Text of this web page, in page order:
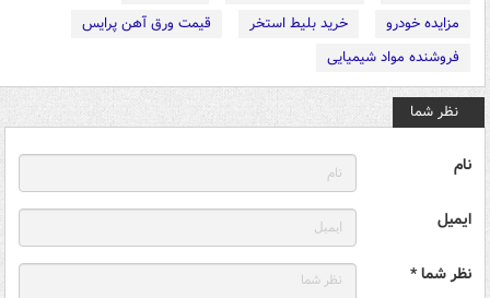
مزایده خودرو
خرید بلیط استخر
قیمت ورق آهن پرایس
فروشنده مواد شیمیایی
نظر شما
نام
ایمیل
نظر شما *